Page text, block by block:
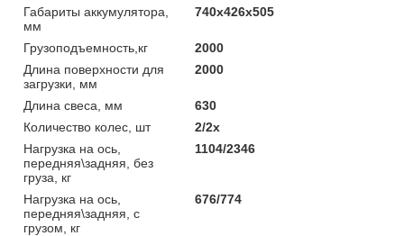
Габариты аккумулятора,
мм
740х426х505
Грузоподъемность,кг
2000
Длина поверхности для
загрузки, мм
2000
Длина свеса, мм
630
Количество колес, шт
2/2х
Нагрузка на ось,
передняя\задняя, без
груза, кг
1104/2346
Нагрузка на ось,
передняя\задняя, с
грузом, кг
676/774